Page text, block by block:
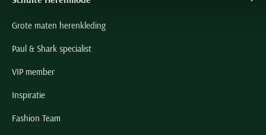
Grote maten herenkleding
Paul & Shark specialist
VIP member
Inspiratie
Fashion Team